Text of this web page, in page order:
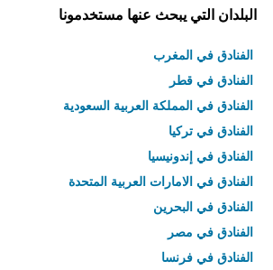
البلدان التي يبحث عنها مستخدمونا
الفنادق في المغرب
الفنادق في قطر
الفنادق في المملكة العربية السعودية
الفنادق في تركيا
الفنادق في إندونيسيا
الفنادق في الامارات العربية المتحدة
الفنادق في البحرين
الفنادق في مصر
الفنادق في فرنسا